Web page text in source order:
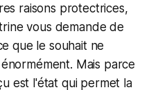
raisons protectrices,
vous demande de
que le souhait ne
Mais parce
est l'état qui permet la